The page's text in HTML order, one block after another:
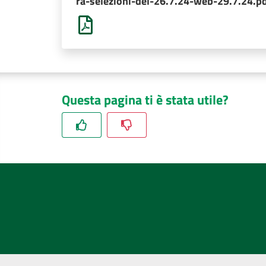
Questa pagina ti è stata utile?